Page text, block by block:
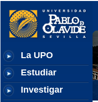
La UPO
Estudiar
Investigar